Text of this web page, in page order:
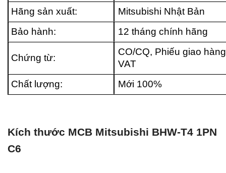
Hãng sản xuất:
Mitsubishi Nhật Bản
Bảo hành:
12 tháng chính hãng
Chứng từ:
CO/CQ, Phiếu giao
VAT
Chất lượng:
Mới 100%
Kích thước MCB Mitsubishi BHW-T4 1PN
C6